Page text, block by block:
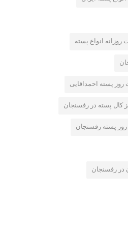
روزانه انواع پسته
روز پسته احمداقایی
کال پسته در رفسنجان
پسته رفسنجان
در رفسنجان